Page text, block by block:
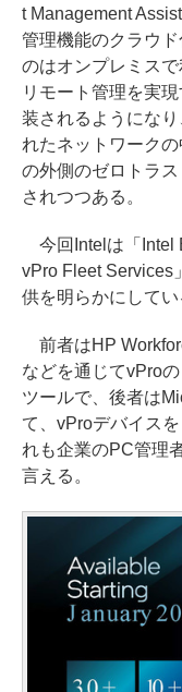
t Management
管理機能のクラウ
のはオンプレミス
リモート管理を実
装されるようにな
れたネットワーク
の外側のゼロトラ
されつつある。
今回Intelは「Intel
vPro Fleet Services
供を明らかにしてい
前者はHP
などを通じてvPro
ツールで、後者は
て、vProデバイス
れも企業のPC管理
言える。